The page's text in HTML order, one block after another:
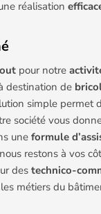
réalisation
pour notre
destination de
simple permet
société vous
une formule
restons à vos
destechnico-
métiers du